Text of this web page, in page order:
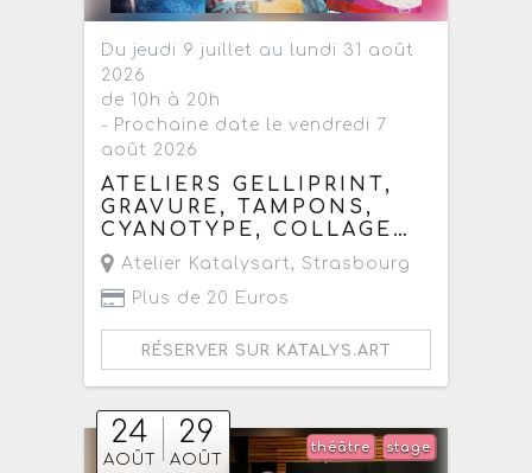
Du jeudi 9 juillet au lundi 31 août
2026
de 10h à 20h
- Prochaine date le vendredi 7
août 2026
ATELIERS GELLIPRINT,
GRAVURE, TAMPONS,
CYANOTYPE, COLLAGE…
Atelier Katalysart, Strasbourg
Plus de 20 Euros
RÉSERVER SUR KATALYS.ART
24
AOÛT
29
AOÛT
stage
théâtre